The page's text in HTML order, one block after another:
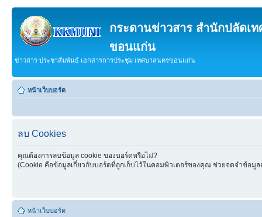
กระดานข่าวสาร สำนักปลัดเ
ขอนแก่น
ข่าวสาร ประชาสัมพันธ์ เอกสารการประชุม เทศบาลนครขอนแก่น
หน้าเว็บบอร์ด
ลบ Cookies
คุณต้องการลบข้อมูล cookie ของบอร์ดหรือไม่?
(Cookie คือข้อมูลเกี่ยวกับบอร์ดที่ถูกเก็บไว้ในคอมพิวเตอร์ของคุณ ช่วยจดจำข้อมูล
หน้าเว็บบอร์ด